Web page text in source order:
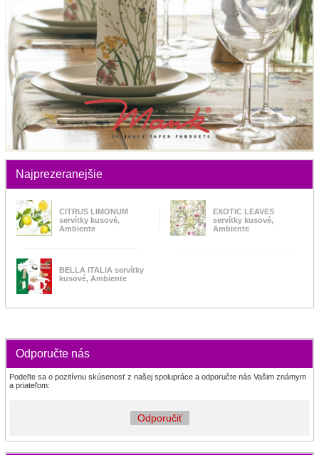
Najprezeranejšie
CITRUS LIMONUM
servítky kusové,
Ambiente
EXOTIC LEAVES
servítky kusové,
Ambiente
BELLA ITALIA servítky
kusové, Ambiente
Odporučte nás
Podeľte sa o pozitívnu skúsenosť z našej spolupráce a odporučte nás Vašim známym
a priateľom:
Odporučiť